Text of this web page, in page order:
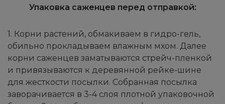
Упаковка саженцев перед отправкой:
1. Корни растений, обмакиваем в гидро-гель,
обильно прокладываем влажным мхом. Далее
корни саженцев заматываются стрейч-пленкой
и привязываются к деревянной рейке-шине
для жесткости посылки. Собранная посылка
заворачивается в 3-4 слоя плотной упаковочной